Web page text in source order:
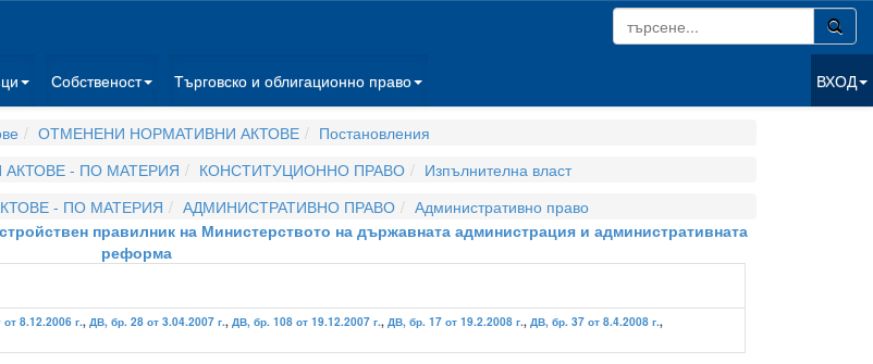
Собственост Търговско и облигационно право ВХОД
ОТМЕНЕНИ НОРМАТИВНИ АКТОВЕ
Постановления
- ПО МАТЕРИЯ КОНСТИТУЦИОННО ПРАВО
Изпълнителна власт
- ПО МАТЕРИЯ АДМИНИСТРАТИВНО ПРАВО
Административно право
правилник на Министерството на държавната администрация и административната
реформа
8.12.2006 г., ДВ, бр. 28 от 3.04.2007 г., ДВ, бр. 108 от 19.12.2007 г., ДВ, бр. 17 от 19.2.2008 г., ДВ, бр. 37 от 8.4.2008 г.,